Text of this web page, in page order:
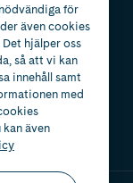
för
även cookies
hjälper oss
så att vi kan
innehåll samt
med
även